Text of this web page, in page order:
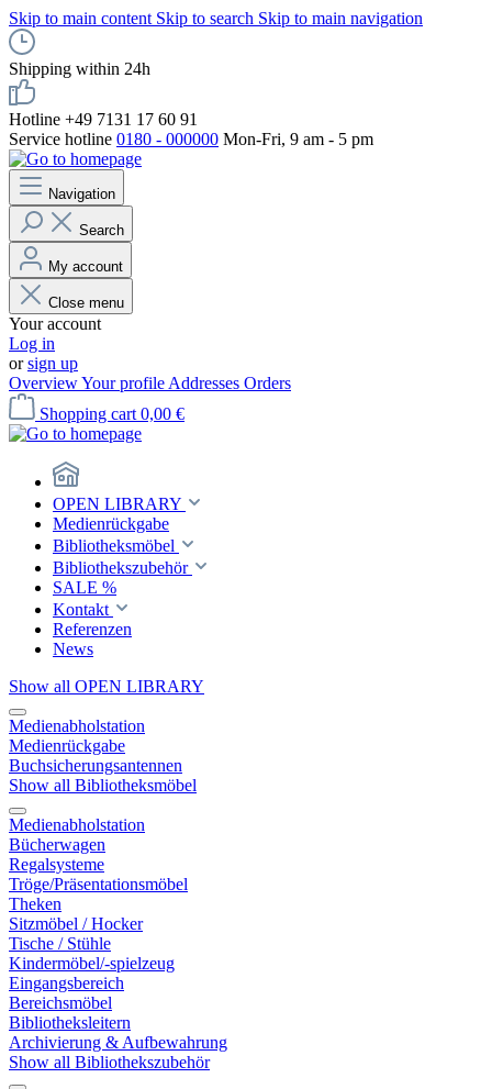
Skip to main content Skip to search Skip to main navigation
Shipping within 24h
Hotline +49 7131 17 60 91
Service hotline 0180 - 000000 Mon-Fri, 9 am - 5 pm
Navigation
Search
My account
Close menu
Your account
Log in
orsign up
OverviewYour profile Addresses Orders
Shopping cart 0,00 €
OPEN LIBRARY
Medienrückgabe
Bibliotheksmöbel
Bibliothekszubehör
SALE %
Kontakt
Referenzen
News
Show all OPEN LIBRARY
Medienabholstation
Medienrückgabe
Buchsicherungsantennen
Show all Bibliotheksmöbel
Medienabholstation
Bücherwagen
Regalsysteme
Tröge/Präsentationsmöbel
Theken
Sitzmöbel / Hocker
Tische / Stühle
Kindermöbel/-spielzeug
Eingangsbereich
Bereichsmöbel
Bibliotheksleitern
Archivierung & Aufbewahrung
Show all Bibliothekszubehör